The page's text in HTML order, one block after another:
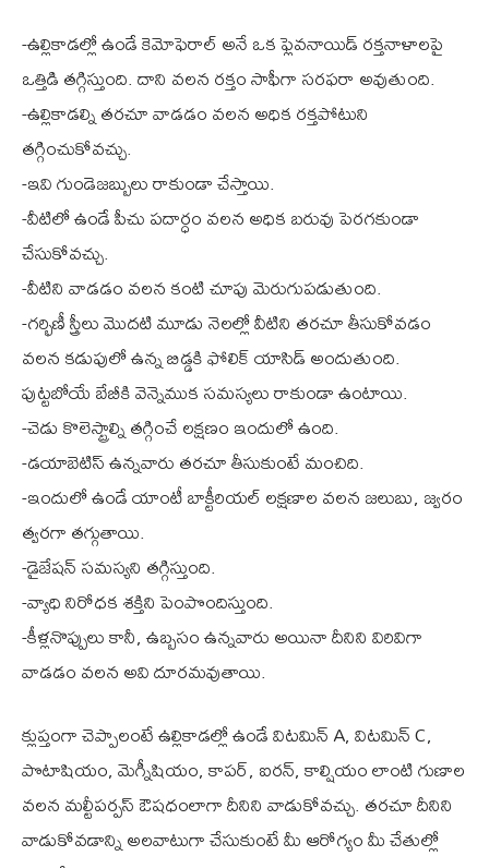
-ఉల్లికాడల్లో ఉండే కెమోఫెరాల్ అనే ఒక ఫ్లెవనాయిడ్ రక్తనాళాలపై
ఒత్తిడి తగ్గిస్తుంది. దాని వలన రక్తం సాఫీగా సరఫరా అవుతుంది.
-ఉల్లికాడల్ని తరచూ వాడడం వలన అధిక రక్తపోటుని
తగ్గించుకోవచ్చు.
-ఇవి గుండెజబ్బులు రాకుండా చేస్తాయి.
-వీటిలో ఉండే పీచు పదార్ధం వలన అధిక బరువు పెరగకుండా
చేసుకోవచ్చు.
-వీటిని వాడడం వలన కంటి చూపు మెరుగుపడుతుంది.
-గర్భిణీ స్త్రీలు మొదటి మూడు నెలల్లో వీటిని తరచూ తీసుకోవడం
వలన కడుపులో ఉన్న బిడ్డకి ఫోలిక్ యాసిడ్ అందుతుంది.
పుట్టబోయే బేబీకి వెన్నెముక సమస్యలు రాకుండా ఉంటాయి.
-చెడు కొలెస్ట్రాల్ని తగ్గించే లక్షణం ఇందులో ఉంది.
-డయాబెటిస్ ఉన్నవారు తరచూ తీసుకుంటే మంచిది.
-ఇందులో ఉండే యాంటీ బాక్టీరియల్ లక్షణాల వలన జలుబు, జ్వరం
త్వరగా తగ్గుతాయి.
-డైజేషన్ సమస్యని తగ్గిస్తుంది.
-వ్యాధి నిరోధక శక్తిని పెంపొందిస్తుంది.
-కీళ్లనొప్పులు కానీ, ఉబ్బసం ఉన్నవారు అయినా దీనిని విరివిగా
వాడడం వలన అవి దూరమవుతాయి.
క్లుప్తంగా చెప్పాలంటే ఉల్లికాడల్లో ఉండే విటమిన్ A, విటమిన్ C,
పొటాషియం, మెగ్నీషియం, కాపర్, ఐరన్, కాల్షియం లాంటి గుణాల
వలన మల్టీపర్పస్ ఔషధంలాగా దీనిని వాడుకోవచ్చు. తరచూ దీనిని
వాడుకోవడాన్ని అలవాటుగా చేసుకుంటే మీ ఆరోగ్యం మీ చేతుల్లో